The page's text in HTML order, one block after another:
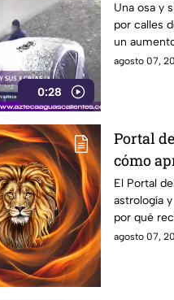
0:28
Una osa y
por calles
un
agosto 07,
Portal
cómo
fecha
El Portal
astrología
por qué
comunes
agosto 07,